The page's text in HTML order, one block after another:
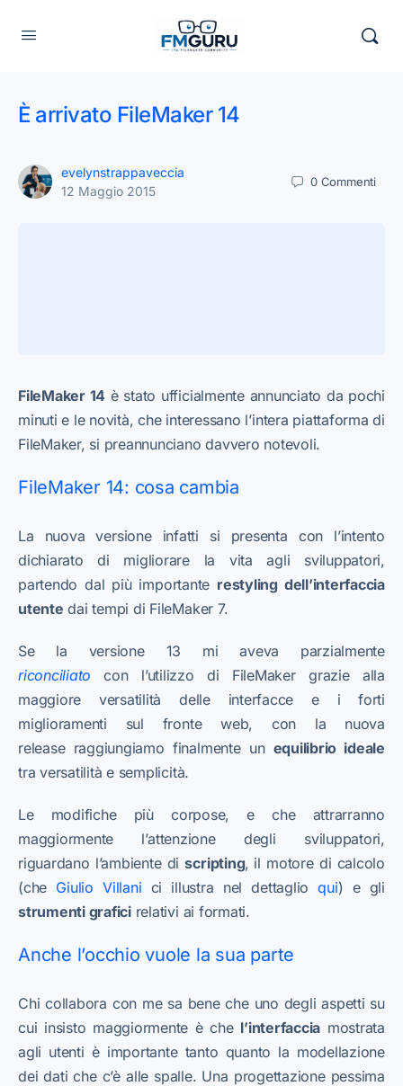
È arrivato FileMaker 14
evelynstrappaveccia
12 Maggio 2015
0 Commenti
FileMaker 14 è stato ufficialmente annunciato da pochi
minuti e le novità, che interessano l’intera piattaforma di
FileMaker, si preannunciano davvero notevoli.
FileMaker 14: cosa cambia
La nuova versione infatti si presenta con l’intento
dichiarato di migliorare la vita agli sviluppatori,
partendo dal più importante restyling dell’interfaccia
utente dai tempi di FileMaker 7.
Se la versione 13 mi aveva parzialmente
riconciliato
con l’utilizzo di FileMaker grazie alla
maggiore versatilità delle interfacce e i forti
miglioramenti sul fronte web, con la nuova
release raggiungiamo finalmente un equilibrio ideale
tra versatilità e semplicità.
Le modifiche più corpose, e che attrarranno
maggiormente l’attenzione degli sviluppatori,
riguardano l’ambiente discripting, il motore di calcolo
(che Giulio Villani ci illustra nel dettaglioqui) e gli
strumenti graficirelativi ai formati.
Anche l’occhio vuole la sua parte
Chi collabora con me sa bene che uno degli aspetti su
cui insisto maggiormente è che l’interfaccia mostrata
agli utenti è importante tanto quanto la modellazione
dei dati che c’è alle spalle. Una progettazione pessima